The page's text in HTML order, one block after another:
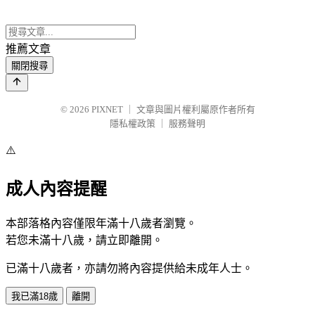
推薦文章
關閉搜尋
© 2026 PIXNET
文章與圖片權利屬原作者所有
隱私權政策
服務聲明
⚠️
成人內容提醒
本部落格內容僅限年滿十八歲者瀏覽。
若您未滿十八歲，請立即離開。
已滿十八歲者，亦請勿將內容提供給未成年人士。
我已滿18歲 離開